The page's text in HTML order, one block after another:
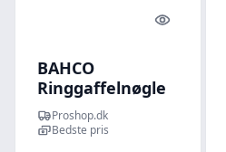
Quick look
BAHCO
Ringgaffelnøgle
22 mm, 111m-22
Proshop.dk
Bedste pris